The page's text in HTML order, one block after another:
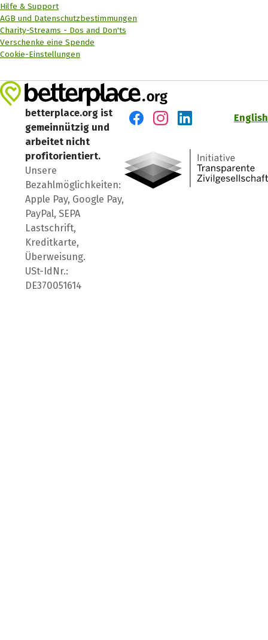
Hilfe & Support
AGB und Datenschutzbestimmungen
Charity-Streams - Dos and Don'ts
Verschenke eine Spende
Cookie-Einstellungen
betterplace.org ist
gemeinnützig und
arbeitet nicht
profitorientiert.
Unsere
Bezahlmöglichkeiten:
Apple Pay, Google Pay,
PayPal, SEPA
Lastschrift,
Kreditkarte,
Überweisung.
USt-IdNr.:
DE370051614
English